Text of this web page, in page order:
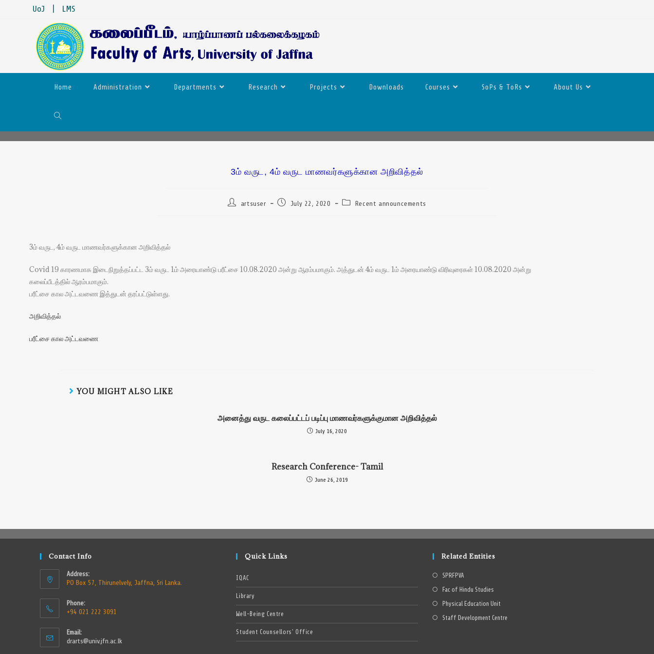
UoJ | LMS
Home Administration Departments Research Projects Downloads Courses SoPs & ToRs About Us
3ம் வருட, 4ம் வருட மாணவர்களுக்கான அறிவித்தல்
artsuser July 22, 2020 Recent announcements
3ம் வருட, 4ம் வருட மாணவர்களுக்கான அறிவித்தல்
Covid 19 காரணமாக இடைநிறுத்தப்பட்ட 3ம் வருட 1ம் அரையாண்டு பரீட்சை 10.08.2020 அன்று ஆரம்பமாகும். அத்துடன் 4ம் வருட 1ம் அரையாண்டு விரிவுரைகள் 10.08.2020 அன்று
கலைப்பீடத்தில் ஆரம்பமாகும்.
பரீட்சை கால அட்டவணை இத்துடன் தரப்பட்டுள்ளது.
அறிவித்தல்
பரீட்சை கால அட்டவணை
YOU MIGHT ALSO LIKE
அனைத்து வருட கலைப்பட்டப் படிப்பு மாணவர்களுக்குமான அறிவித்தல்
July 16, 2020
Research Conference- Tamil
June 26, 2019
Contact Info
Address:
PO Box 57, Thirunelvely, Jaffna, Sri Lanka.
Phone:
+94 021 222 3091
Email:
drarts@univ.jfn.ac.lk
Quick Links
IQAC
Library
Well-Being Centre
Student Counsellors’ Office
Related Entities
SPRFPVA
Fac of Hindu Studies
Physical Education Unit
Staff Development Centre